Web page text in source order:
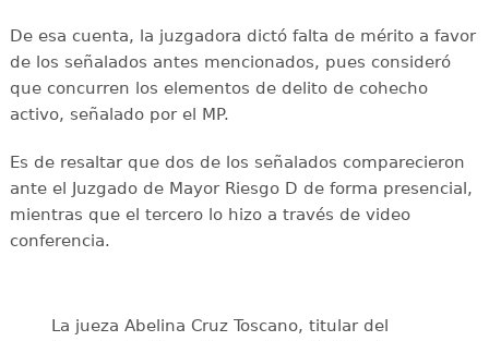
De esa cuenta, la juzgadora dictó falta de mérito a favor
de los señalados antes mencionados, pues consideró
que concurren los elementos de delito de cohecho
activo, señalado por el MP.
Es de resaltar que dos de los señalados comparecieron
ante el Juzgado de Mayor Riesgo D de forma presencial,
mientras que el tercero lo hizo a través de video
conferencia.
La jueza Abelina Cruz Toscano, titular del